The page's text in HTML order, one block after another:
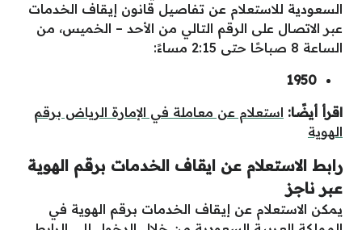
السعودية للاستعلام عن تفاصيل قانون إيقاف الخدمات
عبر الاتصال على الرقم التالي من الأحد – الخميس، من
الساعة 8 صباحًا حتى 2:15 مساءً:
1950
اقرأ أيضًا: استعلام عن معاملة في الإمارة الرياض برقم
الهوية
رابط الاستعلام عن ايقاف الخدمات برقم الهوية
عبر ناجز
يمكن الاستعلام عن إيقاف الخدمات برقم الهوية في